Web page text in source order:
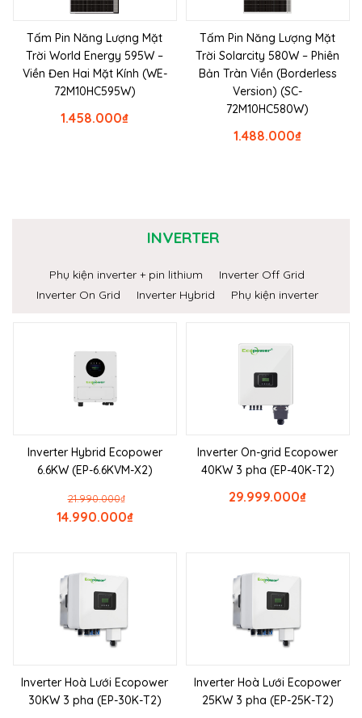
Tấm Pin Năng Lượng Mặt
Trời World Energy 595W –
Viền Đen Hai Mặt Kính (WE-
72M10HC595W)
₫
1.458.000
Tấm Pin Năng Lượng Mặt
Trời Solarcity 580W – Phiên
Bản Tràn Viền (Borderless
Version) (SC-
72M10HC580W)
₫
1.488.000
INVERTER
Phụ kiện inverter + pin lithium
Inverter Off Grid
Inverter On Grid
Inverter Hybrid Phụ kiện inverter
Inverter Hybrid Ecopower
6.6KW (EP-6.6KVM-X2)
₫
21.990.000
₫
14.990.000
Inverter On-grid Ecopower
40KW 3 pha (EP-40K-T2)
₫
29.999.000
Inverter Hoà Lưới Ecopower
30KW 3 pha (EP-30K-T2)
Inverter Hoà Lưới Ecopower
25KW 3 pha (EP-25K-T2)